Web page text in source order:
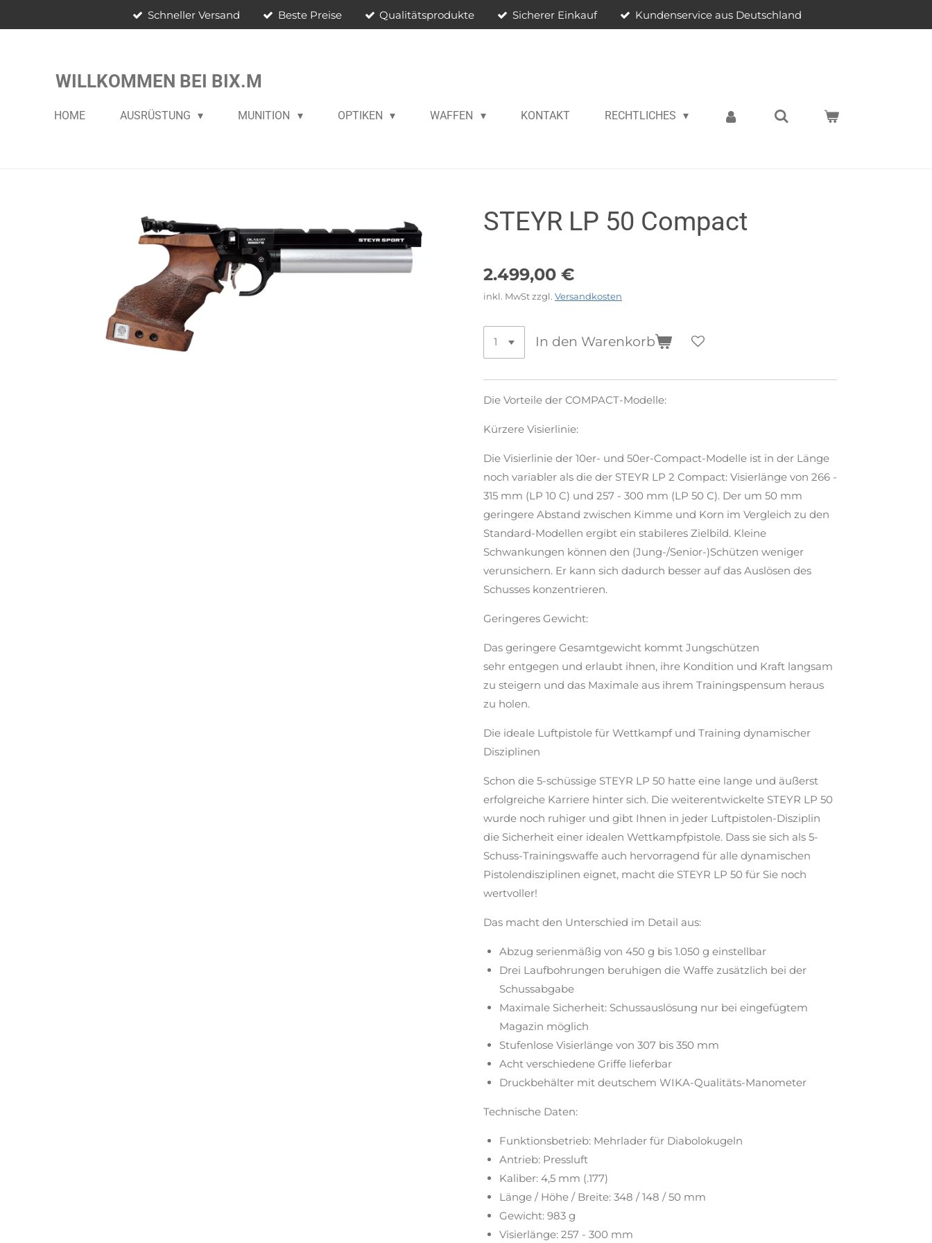
Schneller Versand Beste Preise Qualitätsprodukte Sicherer Einkauf Kundenservice aus Deutschland
WILLKOMMEN BEI BIX.M
HOME AUSRÜSTUNG MUNITION OPTIKEN WAFFEN KONTAKT RECHTLICHES
STEYR LP 50 Compact
2.499,00 €
inkl. MwSt zzgl. Versandkosten
In den Warenkorb
Die Vorteile der COMPACT-Modelle:
Kürzere Visierlinie:
Die Visierlinie der 10er- und 50er-Compact-Modelle ist in der Länge
noch variabler als die der STEYR LP 2 Compact: Visierlänge von 266 -
315 mm (LP 10 C) und 257 - 300 mm (LP 50 C). Der um 50 mm
geringere Abstand zwischen Kimme und Korn im Vergleich zu den
Standard-Modellen ergibt ein stabileres Zielbild. Kleine
Schwankungen können den (Jung-/Senior-)Schützen weniger
verunsichern. Er kann sich dadurch besser auf das Auslösen des
Schusses konzentrieren.
Geringeres Gewicht:
Das geringere Gesamtgewicht kommt Jungschützen
sehr entgegen und erlaubt ihnen, ihre Kondition und Kraft langsam
zu steigern und das Maximale aus ihrem Trainingspensum heraus
zu holen.
Die ideale Luftpistole für Wettkampf und Training dynamischer
Disziplinen
Schon die 5-schüssige STEYR LP 50 hatte eine lange und äußerst
erfolgreiche Karriere hinter sich. Die weiterentwickelte STEYR LP 50
wurde noch ruhiger und gibt Ihnen in jeder Luftpistolen-Disziplin
die Sicherheit einer idealen Wettkampfpistole. Dass sie sich als 5-
Schuss-Trainingswaffe auch hervorragend für alle dynamischen
Pistolendisziplinen eignet, macht die STEYR LP 50 für Sie noch
wertvoller!
Das macht den Unterschied im Detail aus:
Abzug serienmäßig von 450 g bis 1.050 g einstellbar
Drei Laufbohrungen beruhigen die Waffe zusätzlich bei der
Schussabgabe
Maximale Sicherheit: Schussauslösung nur bei eingefügtem
Magazin möglich
Stufenlose Visierlänge von 307 bis 350 mm
Acht verschiedene Griffe lieferbar
Druckbehälter mit deutschem WIKA-Qualitäts-Manometer
Technische Daten:
Funktionsbetrieb: Mehrlader für Diabolokugeln
Antrieb: Pressluft
Kaliber: 4,5 mm (.177)
Länge / Höhe / Breite: 348 / 148 / 50 mm
Gewicht: 983 g
Visierlänge: 257 - 300 mm